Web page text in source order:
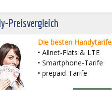
Preisvergleich
Die besten Handytarife
• Allnet-Flats & LTE
• Smartphone-Tarife
• prepaid-Tarife